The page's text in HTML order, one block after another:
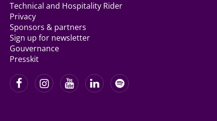
Technical and Hospitality Rider
Privacy
Sponsors & partners
Sign up for newsletter
Gouvernance
Presskit